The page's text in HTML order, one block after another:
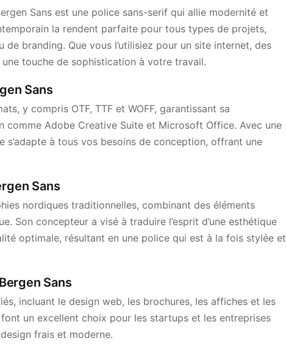
Sans est une police sans-serif qui allie modernité et
la rendent parfaite pour tous types de projets,
de branding. Que vous l’utilisiez pour un site internet, des
touche de sophistication à votre travail.
Sans
y compris OTF, TTF et WOFF, garantissant sa
Adobe Creative Suite et Microsoft Office. Avec une
à tous vos besoins de conception, offrant une
Sans
nordiques traditionnelles, combinant des éléments
Son concepteur a visé à traduire l’esprit d’une esthétique
optimale, résultant en une police qui est à la fois stylée et
Sans
incluant le design web, les brochures, les affiches et les
un excellent choix pour les startups et les entreprises
frais et moderne.